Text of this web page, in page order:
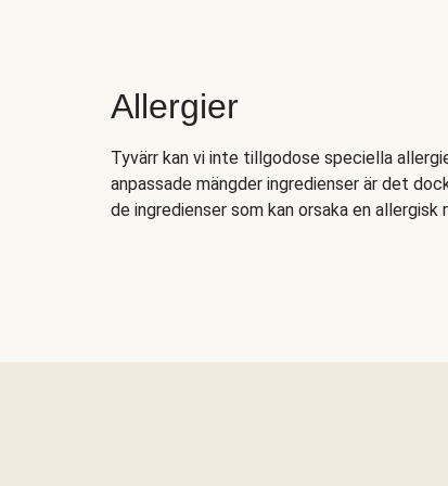
Allergier
Tyvärr kan vi inte tillgodose speciella
anpassade mängder ingredienser är det
de ingredienser som kan orsaka en allergisk